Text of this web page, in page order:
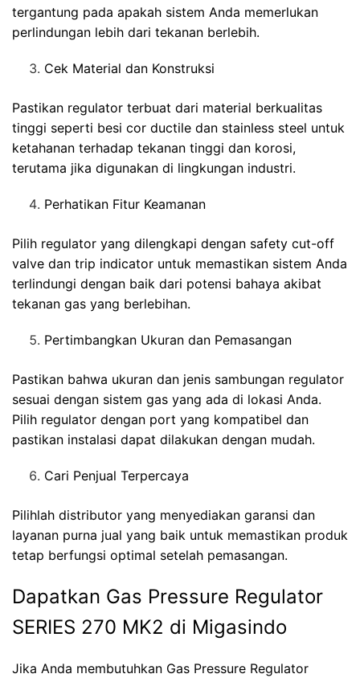
tergantung pada apakah sistem Anda memerlukan
perlindungan lebih dari tekanan berlebih.
Cek Material dan Konstruksi
Pastikan regulator terbuat dari material berkualitas
tinggi seperti besi cor ductile dan stainless steel untuk
ketahanan terhadap tekanan tinggi dan korosi,
terutama jika digunakan di lingkungan industri.
Perhatikan Fitur Keamanan
Pilih regulator yang dilengkapi dengan safety cut-off
valve dan trip indicator untuk memastikan sistem Anda
terlindungi dengan baik dari potensi bahaya akibat
tekanan gas yang berlebihan.
Pertimbangkan Ukuran dan Pemasangan
Pastikan bahwa ukuran dan jenis sambungan regulator
sesuai dengan sistem gas yang ada di lokasi Anda.
Pilih regulator dengan port yang kompatibel dan
pastikan instalasi dapat dilakukan dengan mudah.
Cari Penjual Terpercaya
Pilihlah distributor yang menyediakan garansi dan
layanan purna jual yang baik untuk memastikan produk
tetap berfungsi optimal setelah pemasangan.
Dapatkan Gas Pressure Regulator
SERIES 270 MK2 di Migasindo
Jika Anda membutuhkan Gas Pressure Regulator